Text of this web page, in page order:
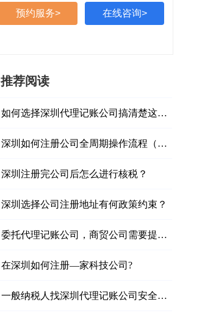
预约服务> 在线咨询>
推荐阅读
如何选择深圳代理记账公司搞清楚这些问题就够了
深圳如何注册公司全周期操作流程（附网址）
深圳注册完公司后怎么进行核税？
深圳选择公司注册地址有何政策约束？
委托代理记账公司，商贸公司需要提供什么材料？
在深圳如何注册—家科技公司?
一般纳税人找深圳代理记账公司安全吗？需要注意什么？